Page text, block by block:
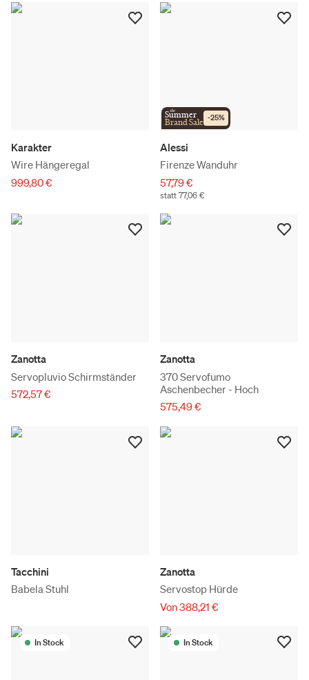
Karakter
Wire Hängeregal
999,80 €
the
Summer
Brand Sale -25%
Alessi
Firenze Wanduhr
57,79 €
statt 77,06 €
Zanotta
Servopluvio Schirmständer
572,57 €
Zanotta
370 Servofumo
Aschenbecher - Hoch
575,49 €
Tacchini
Babela Stuhl
Zanotta
Servostop Hürde
Von 388,21 €
In Stock In Stock